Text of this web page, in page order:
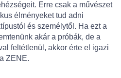
Erre csak a művészet
élményeket tud adni
és személytől. Ha ezt a
akár a próbák, de a
feltétlenül, akkor érte el igazi
ZENE.